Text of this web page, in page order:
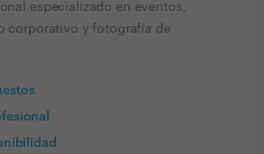
especializado en eventos,
corporativo y fotografía de